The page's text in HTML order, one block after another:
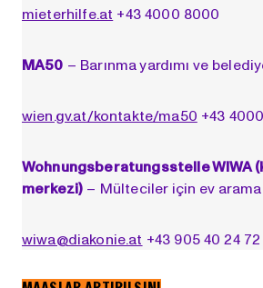
mieterhilfe.at +43 4000 8000
MA50 – Barınma yardımı ve
wien.gv.at/kontakte/ma50 +43
Wohnungsberatungsstelle WIWA
merkezi) – Mülteciler için ev arama
wiwa@diakonie.at +43 905 40 24 72